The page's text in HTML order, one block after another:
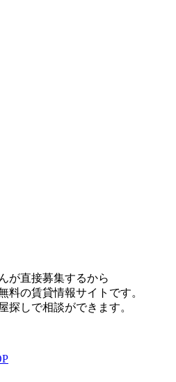
が直接募集するから
料の賃貸情報サイトです。
探しで相談ができます。